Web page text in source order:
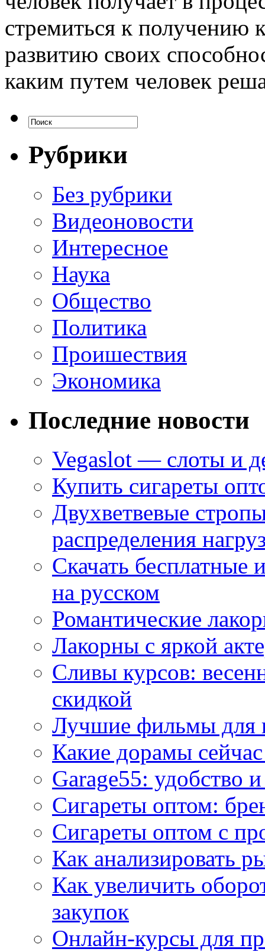
стремиться к получению
развитию своих
каким путем человек
Рубрики
Без рубрики
Видеоновости
Интересное
Наука
Общество
Политика
Проишествия
Экономика
Последние новости
Vegaslot — слоты и
Купить сигареты
Двухветвевые
распределения
Скачать
на русском
Романтические
Лакорны с яркой
Сливы курсов:
скидкой
Лучшие фильмы для
Какие дорамы
Garage55: удобство
Сигареты оптом:
Сигареты оптом с
Как анализировать
Как увеличить
закупок
Онлайн-курсы для